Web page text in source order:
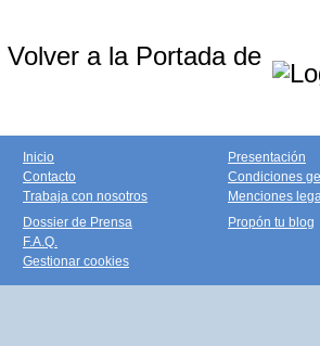
Volver a la Portada de
Inicio
Contacto
Trabaja con nosotros
Presentación
Condiciones
Menciones
Dossier de Prensa
F.A.Q.
Gestionar cookies
Propón tu blog